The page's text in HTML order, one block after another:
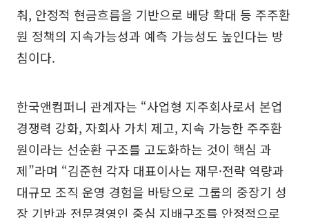
춰, 안정적 현금흐름을 기반으로 배당 확대 등 주주환
원 정책의 지속가능성과 예측 가능성도 높인다는 방
침이다.
한국앤컴퍼니 관계자는 “사업형 지주회사로서 본업
경쟁력 강화, 자회사 가치 제고, 지속 가능한 주주환
원이라는 선순환 구조를 고도화하는 것이 핵심 과
제”라며 “김준현 각자 대표이사는 재무·전략 역량과
대규모 조직 운영 경험을 바탕으로 그룹의 중장기 성
장 기반과 전문경영인 중심 지배구조를 안정적으로